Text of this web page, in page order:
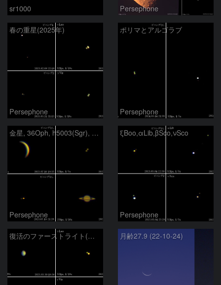
sr1000 Persephone
春の重星(2025年)
Persephone
ポリマとアルゴラブ
Persephone
金星, 36Oph, h5003(Sgr), 土星
Persephone
ξBoo,αLib,βSco,νSco
Persephone
復活のファーストライト(金星,γLeo,γVir,35Sex) 月齢27.9 (22-10-24)